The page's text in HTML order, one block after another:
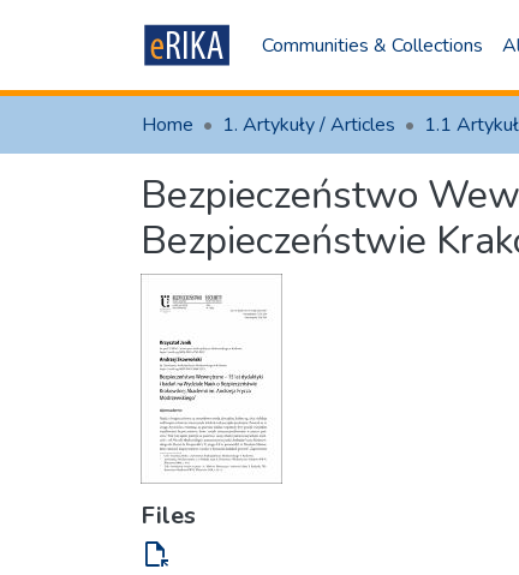
Communities & Collections
Home 1. Artykuły / Articles
Bezpieczeństwo
Bezpieczeństwie
Files
file_open